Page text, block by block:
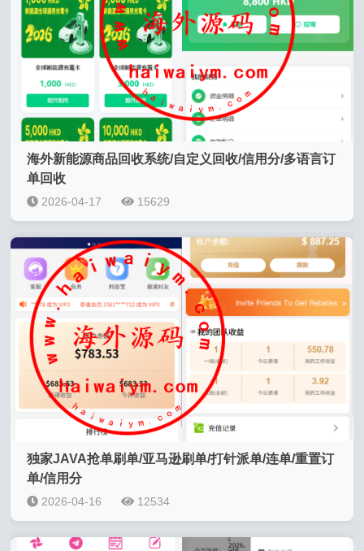
海外新能源商品回收系统/自定义回收/信用分/多语言订
单回收
2026-04-17 15629
独家JAVA抢单刷单/亚马逊刷单/打针派单/连单/重置订
单/信用分
2026-04-16 12534